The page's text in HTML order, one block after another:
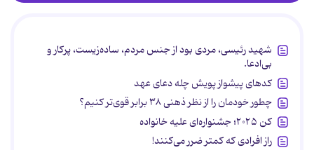
شهید رئیسی، مردی بود از جنس مردم، ساده‌زیست، پرکار و
بی‌ادعا.
کدهای پیشواز پویش چله دعای عهد
چطور خودمان را از نظر ذهنی ۳۸ برابر قوی‌تر کنیم؟
کن ۲۰۲۵؛ جشنواره‌ای علیه خانواده
راز افرادی که کمتر ضرر می‌کنند!